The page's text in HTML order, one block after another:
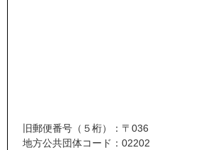
旧郵便番号（５桁）：〒036
地方公共団体コード：02202